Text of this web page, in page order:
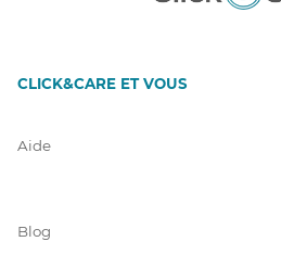
CLICK&CARE ET VOUS
Aide
Blog